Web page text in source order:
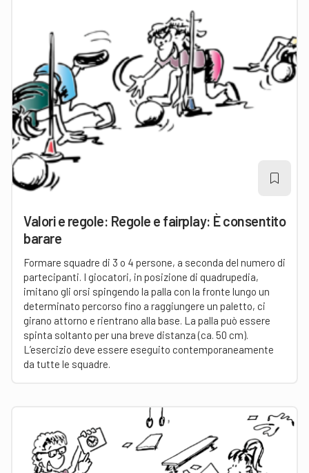
Valori e regole: Regole e fairplay: È consentito
barare
Formare squadre di 3 o 4 persone, a seconda del numero di
partecipanti. I giocatori, in posizione di quadrupedia,
imitano gli orsi spingendo la palla con la fronte lungo un
determinato percorso fino a raggiungere un paletto, ci
girano attorno e rientrano alla base. La palla può essere
spinta soltanto per una breve distanza (ca. 50 cm).
L’esercizio deve essere eseguito contemporaneamente
da tutte le squadre.